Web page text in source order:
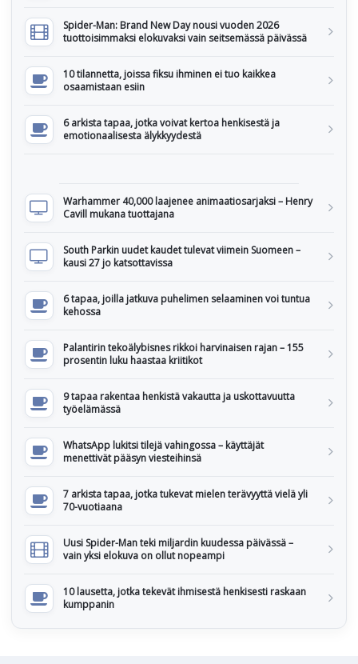
Spider-Man: Brand New Day nousi vuoden 2026
tuottoisimmaksi elokuvaksi vain seitsemässä päivässä
10 tilannetta, joissa fiksu ihminen ei tuo kaikkea
osaamistaan esiin
6 arkista tapaa, jotka voivat kertoa henkisestä ja
emotionaalisesta älykkyydestä
Warhammer 40,000 laajenee animaatiosarjaksi – Henry
Cavill mukana tuottajana
South Parkin uudet kaudet tulevat viimein Suomeen –
kausi 27 jo katsottavissa
6 tapaa, joilla jatkuva puhelimen selaaminen voi tuntua
kehossa
Palantirin tekoälybisnes rikkoi harvinaisen rajan – 155
prosentin luku haastaa kriitikot
9 tapaa rakentaa henkistä vakautta ja uskottavuutta
työelämässä
WhatsApp lukitsi tilejä vahingossa – käyttäjät
menettivät pääsyn viesteihinsä
7 arkista tapaa, jotka tukevat mielen terävyyttä vielä yli
70-vuotiaana
Uusi Spider-Man teki miljardin kuudessa päivässä –
vain yksi elokuva on ollut nopeampi
10 lausetta, jotka tekevät ihmisestä henkisesti raskaan
kumppanin